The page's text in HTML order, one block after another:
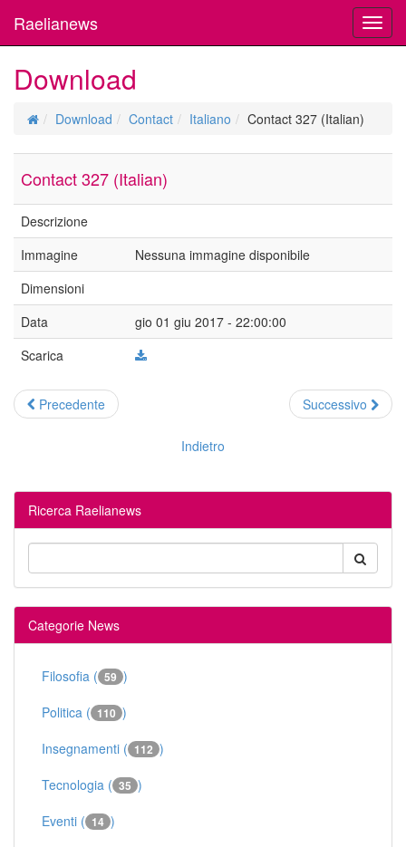
Raelianews
Download
Download Contact Italiano Contact 327 (Italian)
Contact 327 (Italian)
Descrizione
Immagine
Nessuna immagine disponibile
Dimensioni
Data
gio 01 giu 2017 - 22:00:00
Scarica
Precedente Successivo
Indietro
Ricerca Raelianews
Categorie News
Filosofia ( 59 )
Politica ( 110 )
Insegnamenti ( 112 )
Tecnologia ( 35 )
Eventi ( 14 )